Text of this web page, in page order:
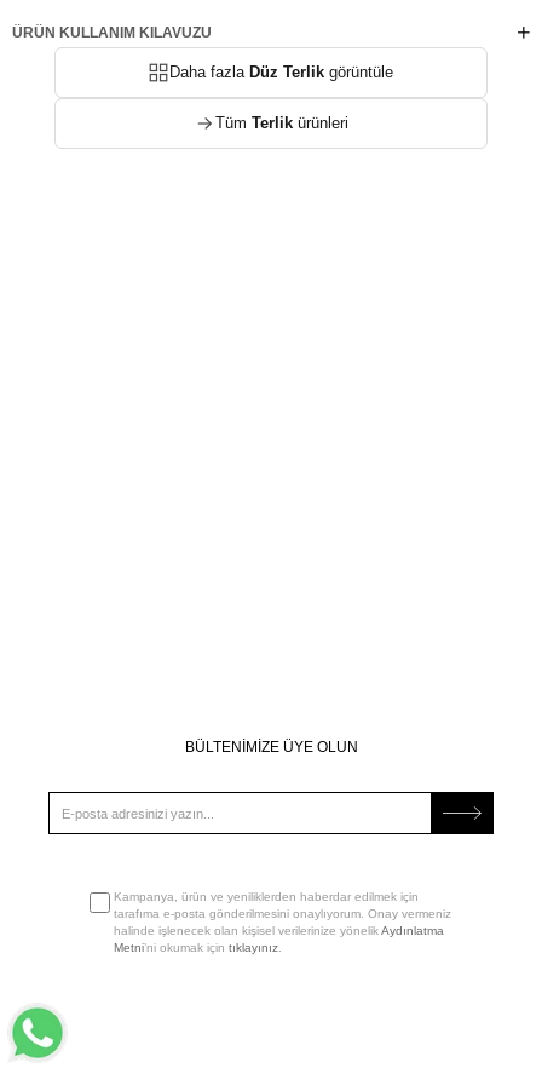
ÜRÜN KULLANIM KILAVUZU
Daha fazla Düz Terlik görüntüle
Tüm Terlikürünleri
BÜLTENİMİZE ÜYE OLUN
Kampanya, ürün ve yeniliklerden haberdar edilmek için
tarafıma e-posta gönderilmesini onaylıyorum. Onay vermeniz
halinde işlenecek olan kişisel verilerinize yönelikAydınlatma
Metni’ni okumak için tıklayınız.